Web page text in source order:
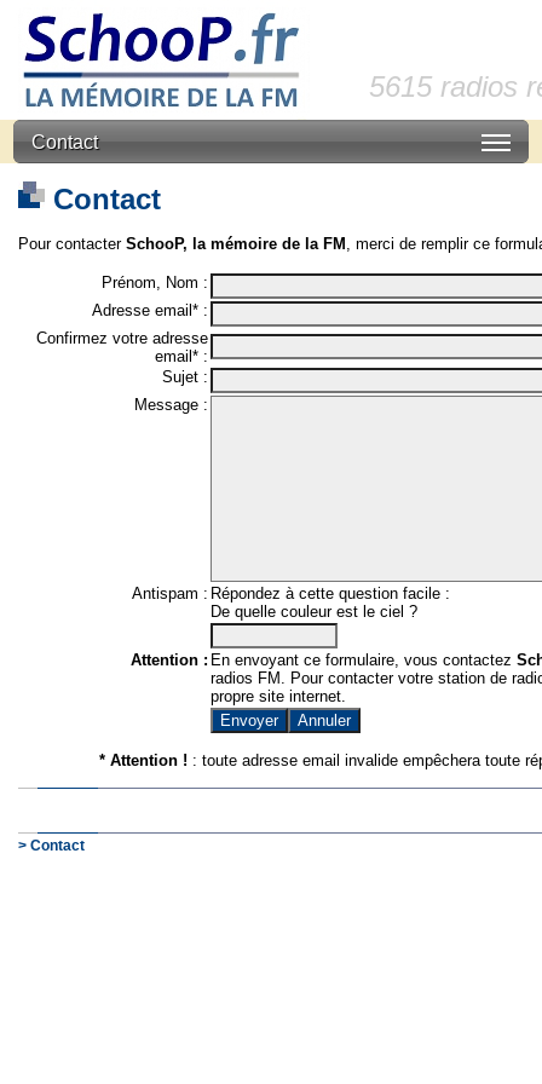
5615 radios
Contact
Contact
Pour contacter SchooP, la mémoire de la FM , merci de remplir ce
Prénom, Nom :
Adresse email* :
Confirmez votre adresse
email* :
Sujet :
Message :
Antispam : Répondez à cette question facile :
De quelle couleur est le ciel ?
Attention : En envoyant ce formulaire, vous contactez
radios FM. Pour contacter votre station de
propre site internet.
* Attention ! : toute adresse email invalide empêchera toute
> Contact